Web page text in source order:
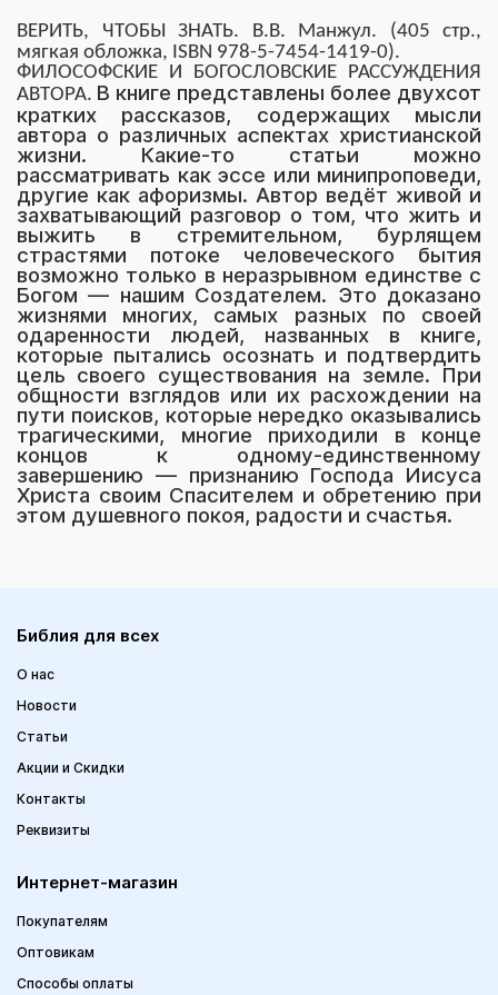
ВЕРИТЬ, ЧТОБЫ ЗНАТЬ. В.В. Манжул. (405 стр.,
мягкая обложка, ISBN 978-5-7454-1419-0).
ФИЛОСОФСКИЕ И БОГОСЛОВСКИЕ РАССУЖДЕНИЯ
АВТОРА. В книге представлены более двухсот
кратких рассказов, содержащих мысли
автора о различных аспектах христианской
жизни. Какие-то статьи можно
рассматривать как эссе или минипроповеди,
другие как афоризмы. Автор ведёт живой и
захватывающий разговор о том, что жить и
выжить в стремительном, бурлящем
страстями потоке человеческого бытия
возможно только в неразрывном единстве с
Богом — нашим Создателем. Это доказано
жизнями многих, самых разных по своей
одаренности людей, названных в книге,
которые пытались осознать и подтвердить
цель своего существования на земле. При
общности взглядов или их расхождении на
пути поисков, которые нередко оказывались
трагическими, многие приходили в конце
концов к одному-единственному
завершению — признанию Господа Иисуса
Христа своим Спасителем и обретению при
этом душевного покоя, радости и счастья.
Библия для всех
О нас
Новости
Статьи
Акции и Скидки
Контакты
Реквизиты
Интернет-магазин
Покупателям
Оптовикам
Способы оплаты